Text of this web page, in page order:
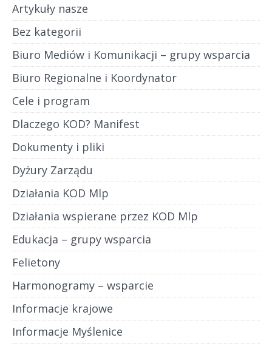
Artykuły nasze
Bez kategorii
Biuro Mediów i Komunikacji – grupy wsparcia
Biuro Regionalne i Koordynator
Cele i program
Dlaczego KOD? Manifest
Dokumenty i pliki
Dyżury Zarządu
Działania KOD Mlp
Działania wspierane przez KOD Mlp
Edukacja – grupy wsparcia
Felietony
Harmonogramy – wsparcie
Informacje krajowe
Informacje Myślenice